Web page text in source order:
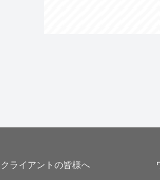
クライアントの皆様へ